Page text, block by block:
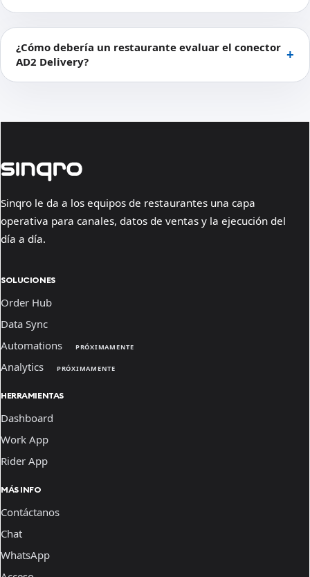
¿Cómo debería un restaurante evaluar el conector
AD2 Delivery?
Sinqro le da a los equipos de restaurantes una capa
operativa para canales, datos de ventas y la ejecución del
día a día.
SOLUCIONES
Order Hub
Data Sync
Automations
PRÓXIMAMENTE
Analytics PRÓXIMAMENTE
HERRAMIENTAS
Dashboard
Work App
Rider App
MÁS INFO
Contáctanos
Chat
WhatsApp